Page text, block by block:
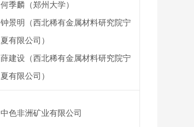
何季麟 （郑州大学）
钟景明（西北稀有金属材料研究院宁
夏有限公司）
薛建设（西北稀有金属材料研究院宁
夏有限公司）
中色非洲矿业有限公司